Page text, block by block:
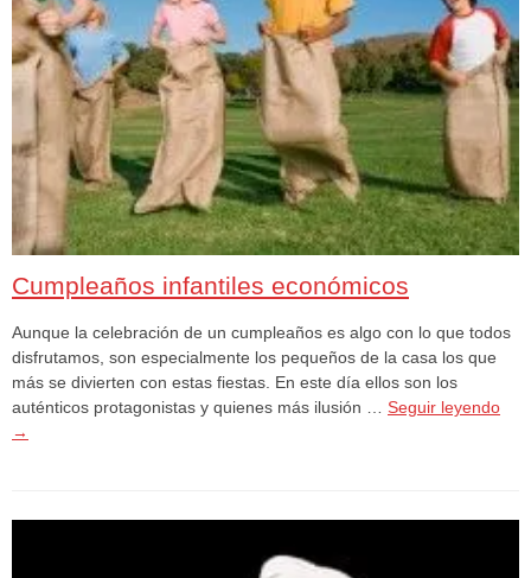
Cumpleaños infantiles económicos
Aunque la celebración de un cumpleaños es algo con lo que todos
disfrutamos, son especialmente los pequeños de la casa los que
más se divierten con estas fiestas. En este día ellos son los
auténticos protagonistas y quienes más ilusión … Seguir leyendo
→